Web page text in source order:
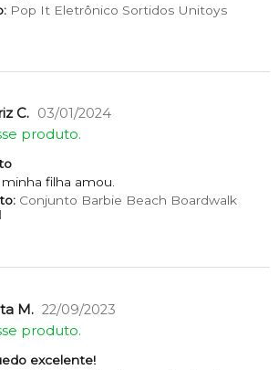
Pop It Eletrônico Sortidos Unitoys
C. 03/01/2024
produto.
minha filha amou.
Conjunto Barbie Beach Boardwalk
M. 22/09/2023
produto.
excelente!